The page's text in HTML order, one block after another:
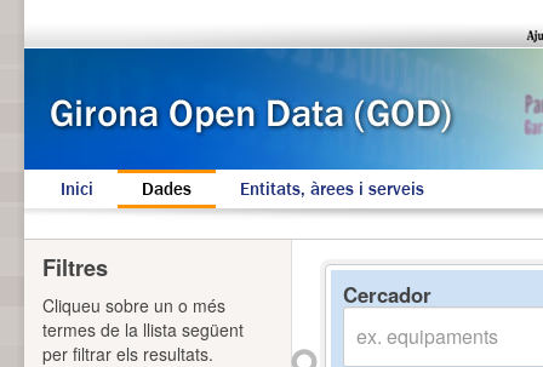
Inici Dades Entitats, àrees i serveis
Cercador
Filtres
Cliqueu sobre un o més
termes de la llista següent
per filtrar els resultats.